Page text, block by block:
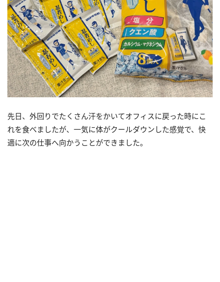
先日、外回りでたくさん汗をかいてオフィスに戻った時にこ
れを食べましたが、一気に体がクールダウンした感覚で、快
適に次の仕事へ向かうことができました。